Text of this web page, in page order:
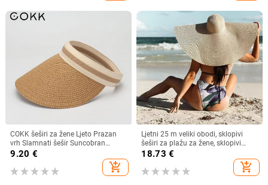
COKK šeširi za žene Ljeto Prazan
vrh Slamnati šešir Suncobran
Krema za sunčanje Šešir za plažu
Ženski štitnik za zaštitu od sunca
Roditelji Dječji Šeširi za sunce
9.20 €
add_shopping_cart
Ljetni 25 m veliki obodi, sklopivi
šeširi za plažu za žene, sklopivi
slamnati šešir, šešir za zaštitu od
Dropshipping
18.73 €
add_shopping_cart